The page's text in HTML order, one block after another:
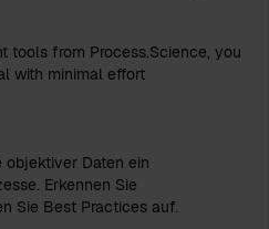
tools from Process.Science, you
with minimal effort
objektiver Daten ein
Erkennen Sie
Sie Best Practices auf.